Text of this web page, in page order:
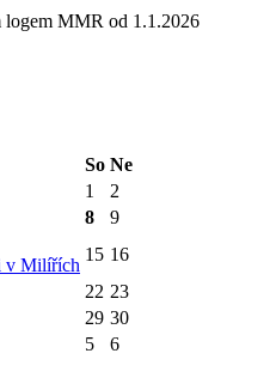
So Ne
1
2
8
9
v Milířích
15 16
22 23
29 30
5 6